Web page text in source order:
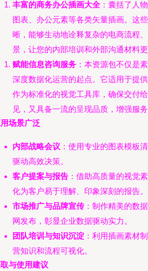
丰富的商务办公插画大全 ：囊括了人
图表、办公元素等各类矢量插画。这
晰，能够生动地诠释复杂的电商流程
景，让您的内部培训和外部沟通材料更
赋能信息咨询服务 ：本资源包不仅是
深度数据化运营的起点。它适用于提
作为标准化的视觉工具库，确保交付
见，又具备一流的呈现品质，增强服
场景广泛
内部战略会议 ：使用专业的图表模板
驱动高效决策。
客户提案与报告 ：借助高质量的视觉
化为客户易于理解、印象深刻的报告。
市场推广与品牌宣传：制作精美的数
网发布，彰显企业数据驱动实力。
团队培训与知识沉淀 ：利用插画素材
营知识和流程可视化。
与使用建议